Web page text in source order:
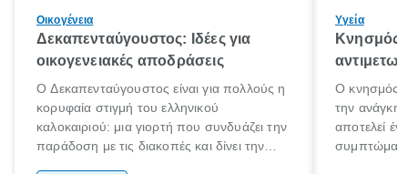
Οικογένεια
Δεκαπενταύγουστος: Ιδέες για
οικογενειακές αποδράσεις
Ο Δεκαπενταύγουστος είναι για πολλούς η
κορυφαία στιγμή του ελληνικού
καλοκαιριού: μια γιορτή που συνδυάζει την
παράδοση με τις διακοπές και δίνει την
Υγεία
Κνησμός:
Ο κνησμός
την ανάγκη
αποτελεί